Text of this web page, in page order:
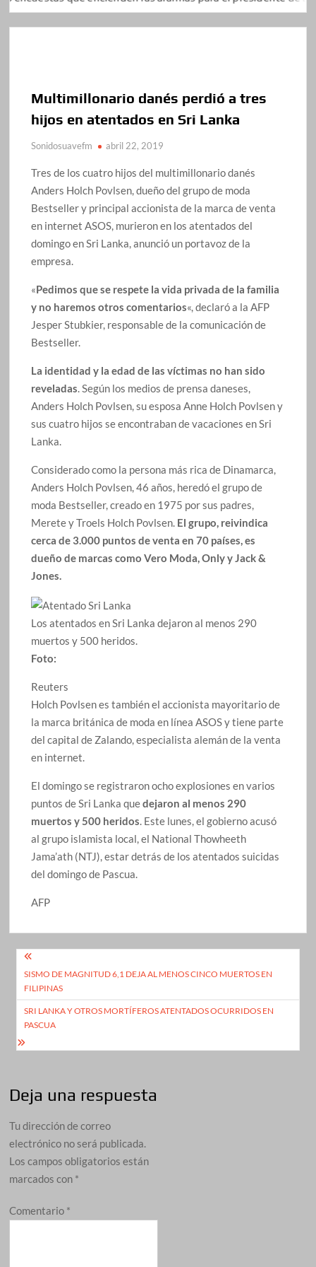
Multimillonario danés perdió a tres
hijos en atentados en Sri Lanka
Sonidosuavefm abril 22, 2019
Tres de los cuatro hijos del multimillonario danés
Anders Holch Povlsen, dueño del grupo de moda
Bestseller y principal accionista de la marca de venta
en internet ASOS, murieron en los atentados del
domingo en Sri Lanka, anunció un portavoz de la
empresa.
«Pedimos que se respete la vida privada de la familia
y no haremos otros comentarios«, declaró a la AFP
Jesper Stubkier, responsable de la comunicación de
Bestseller.
La identidad y la edad de las víctimas no han sido
reveladas. Según los medios de prensa daneses,
Anders Holch Povlsen, su esposa Anne Holch Povlsen y
sus cuatro hijos se encontraban de vacaciones en Sri
Lanka.
Considerado como la persona más rica de Dinamarca,
Anders Holch Povlsen, 46 años, heredó el grupo de
moda Bestseller, creado en 1975 por sus padres,
Merete y Troels Holch Povlsen. El grupo, reivindica
cerca de 3.000 puntos de venta en 70 países, es
dueño de marcas como Vero Moda, Only y Jack &
Jones.
Los atentados en Sri Lanka dejaron al menos 290
muertos y 500 heridos.
Foto:
Reuters
Holch Povlsen es también el accionista mayoritario de
la marca británica de moda en línea ASOS y tiene parte
del capital de Zalando, especialista alemán de la venta
en internet.
El domingo se registraron ocho explosiones en varios
puntos de Sri Lanka quedejaron al menos 290
muertos y 500 heridos . Este lunes, el gobierno acusó
al grupo islamista local, el National Thowheeth
Jama’ath (NTJ), estar detrás de los atentados suicidas
del domingo de Pascua.
AFP
Navegación
de
entradas
SISMO DE MAGNITUD 6,1 DEJA AL MENOS CINCO MUERTOS EN
FILIPINAS
SRI LANKA Y OTROS MORTÍFEROS ATENTADOS OCURRIDOS EN
PASCUA
Deja una respuesta
Tu dirección de correo
electrónico no será publicada.
Los campos obligatorios están
marcados con *
Comentario *